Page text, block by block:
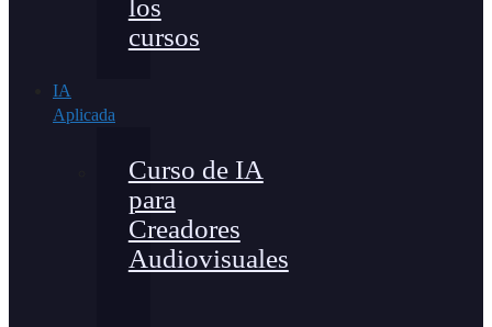
los
cursos
IA
Aplicada
Curso de IA
para
Creadores
Audiovisuales